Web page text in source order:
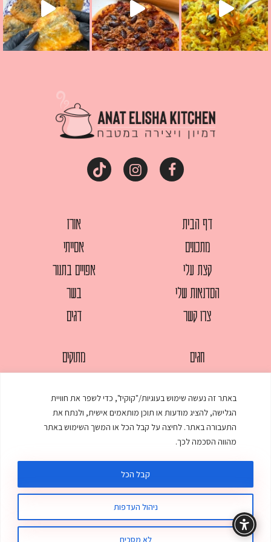
באתר זה נעשה שימוש בעוגיות/"קוקיז", כדי לשפר את חוויית
הגלישה, להציג מודעות או תוכן מותאמים אישית, ולנתח את
התעבורה באתר. לחיצה על קבל הכל או המשך השימוש באתר
מהווה הסכמה לכך.
ניהול העדפות
לא מסכים
קבל הכל
דף הבית
מתכונים
קצת עלי
הסדנאות שלי
צרו קשר
אורז
אסייתי
אפויים בתנור
בשר
דגים
חגים
מאפים
ממולאים
מרקים
מתוקים
עוגות
עוף
© כל הזכויות שמורות לענת אלישע | עיצוב ובניית אתר
תקנון האתר מדיניות פרטיות